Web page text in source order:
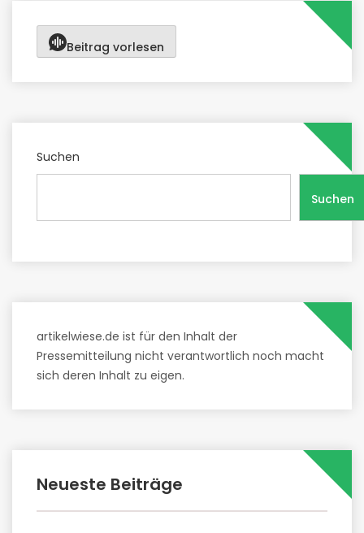
Beitrag vorlesen
Suchen
Suchen
artikelwiese.de ist für den Inhalt der
Pressemitteilung nicht verantwortlich noch macht
sich deren Inhalt zu eigen.
Neueste Beiträge